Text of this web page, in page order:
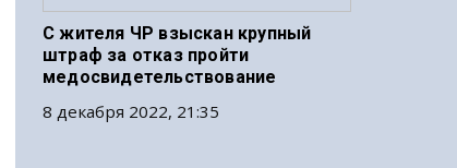
С жителя ЧР взыскан крупный
штраф за отказ пройти
медосвидетельствование
8 декабря 2022, 21:35